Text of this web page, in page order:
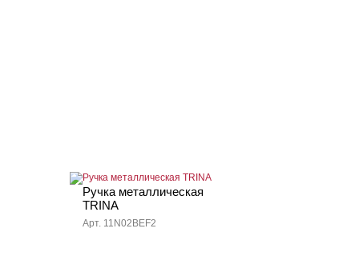
Ручка металлическая
TRINA
Арт. 11N02BEF2